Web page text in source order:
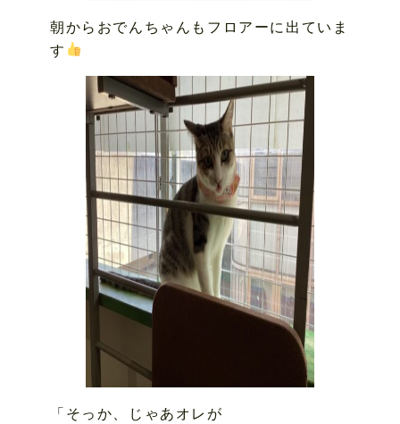
朝からおでんちゃんもフロアーに出ていま
す
「そっか、じゃあオレが